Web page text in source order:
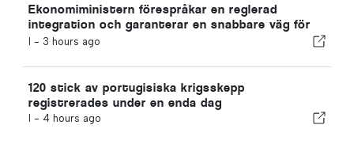
Ekonomiministern förespråkar en reglerad
integration och garanterar en snabbare väg för
invandrare
I - 3 hours ago
120 stick av portugisiska krigsskepp
registrerades under en enda dag
I - 4 hours ago